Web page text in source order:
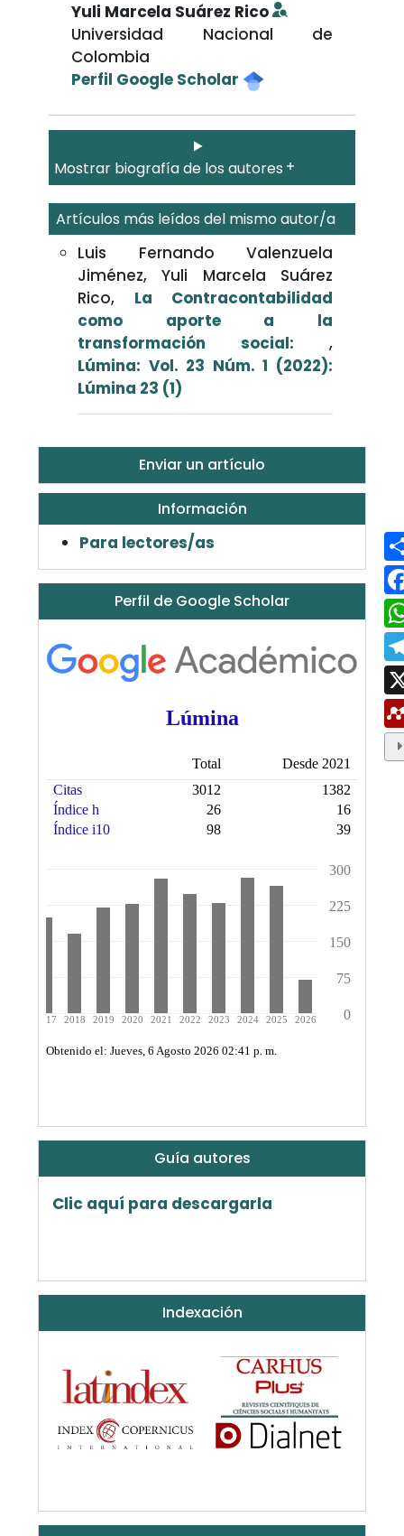
Yuli Marcela Suárez Rico
Universidad Nacional de
Colombia
Perfil Google Scholar
Mostrar biografía de los autores
Artículos más leídos del mismo autor/a
Luis Fernando Valenzuela
Jiménez, Yuli Marcela Suárez
Rico, La Contracontabilidad
como aporte a la
transformación social: ,
Lúmina: Vol. 23 Núm. 1 (2022):
Lúmina 23 (1)
Enviar un artículo
Información
Para lectores/as
Perfil de Google Scholar
Guía autores
Clic aquí para descargarla
Indexación